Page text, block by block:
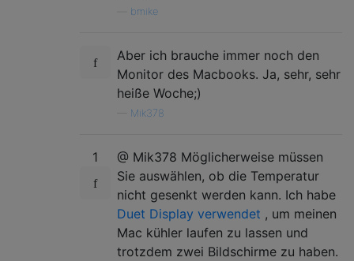
bmike
Aber ich brauche immer noch den
Monitor des Macbooks. Ja, sehr, sehr
heiße Woche;)
Mik378
1
@ Mik378 Möglicherweise müssen
Sie auswählen, ob die Temperatur
nicht gesenkt werden kann. Ich habe
Duet Display verwendet , um meinen
Mac kühler laufen zu lassen und
trotzdem zwei Bildschirme zu haben.